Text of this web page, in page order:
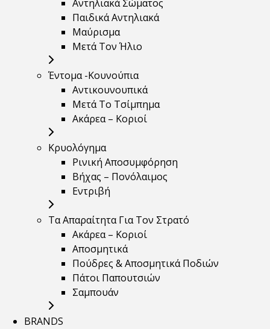
Αντηλιακά Σώματος
Παιδικά Αντηλιακά
Μαύρισμα
Mετά Τον Ήλιο
Έντομα -Κουνούπια
Αντικουνουπικά
Μετά Το Τσίμπημα
Ακάρεα – Κοριοί
Κρυολόγημα
Ρινική Αποσυμφόρηση
Βήχας – Πονόλαιμος
Εντριβή
Τα Απαραίτητα Για Τον Στρατό
Ακάρεα – Κοριοί
Αποσμητικά
Πούδρες & Αποσμητικά Ποδιών
Πάτοι Παπουτσιών
Σαμπουάν
BRANDS